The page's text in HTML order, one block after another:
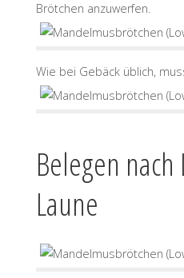
Brötchen anzuwerfen.
Wie bei Gebäck üblich,
Belegen nach
Laune